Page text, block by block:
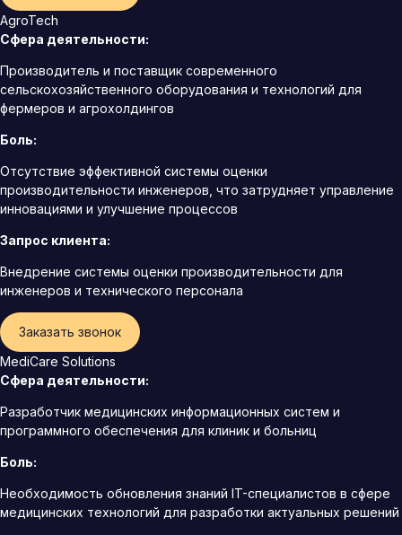
AgroTech
Сфера деятельности:
Производитель и поставщик современного
сельскохозяйственного оборудования и технологий для
фермеров и агрохолдингов
Боль:
Отсутствие эффективной системы оценки
производительности инженеров, что затрудняет управление
инновациями и улучшение процессов
Запрос клиента:
Внедрение системы оценки производительности для
инженеров и технического персонала
Заказать звонок
MediCare Solutions
Сфера деятельности:
Разработчик медицинских информационных систем и
программного обеспечения для клиник и больниц
Боль:
Необходимость обновления знаний IT-специалистов в сфере
медицинских технологий для разработки актуальных решений